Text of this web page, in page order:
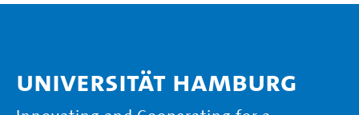
Universität Hamburg